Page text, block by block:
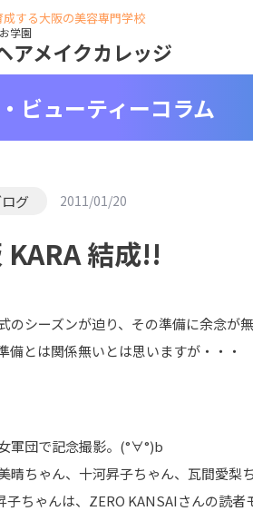
する大阪の美容専門学校
学園
アメイクカレッジ
ビューティーコラム
グ 2011/01/20
KARA 結成!!
のシーズンが迫り、その準備に余念が
備とは関係無いとは思いますが・・・
軍団で記念撮影。(°∀°)b
晴ちゃん、十河昇子ちゃん、瓦間愛
子ちゃんは、ZERO KANSAIさんの読